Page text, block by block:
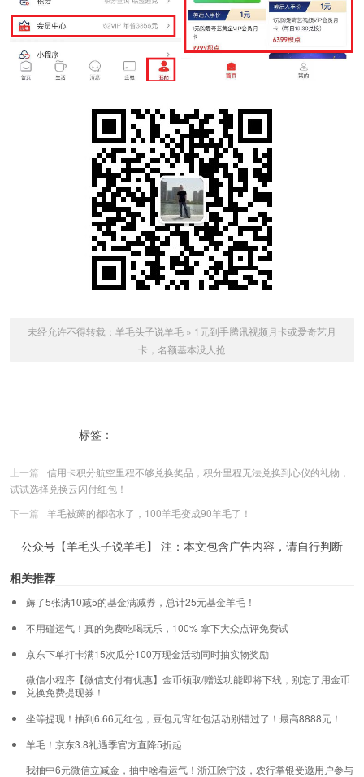
未经允许不得转载： 羊毛头子说羊毛 » 1元到手腾讯视频月卡或爱奇艺月
卡，名额基本没人抢
标签：
上一篇
信用卡积分航空里程不够兑换奖品，积分里程无法兑换到心仪的礼物，
试试选择兑换云闪付红包！
下一篇
羊毛被薅的都缩水了，100羊毛变成90羊毛了！
公众号【羊毛头子说羊毛】 注：本文包含广告内容，请自行判断
相关推荐
薅了5张满10减5的基金满减券，总计25元基金羊毛！
不用碰运气！真的免费吃喝玩乐，100% 拿下大众点评免费试
京东下单打卡满15次瓜分100万现金活动同时抽实物奖励
微信小程序【微信支付有优惠】金币领取/赠送功能即将下线，别忘了用金币
兑换免费提现券！
坐等提现！抽到6.66元红包，豆包元宵红包活动别错过了！最高8888元！
羊毛！京东3.8礼遇季官方直降5折起
我抽中6元微信立减金，抽中啥看运气！浙江除宁波，农行掌银受邀用户参与